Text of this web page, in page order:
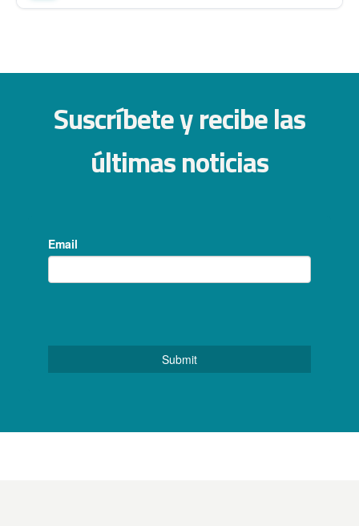
Suscríbete y recibe las
últimas noticias